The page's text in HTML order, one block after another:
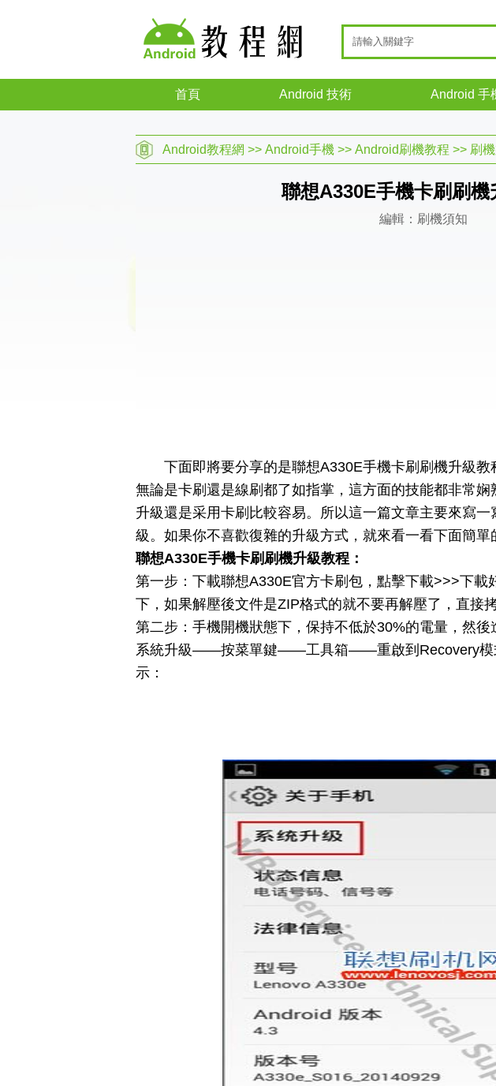
首頁 Android 技術 Android 手
Android教程網 >> Android手機 >> Android刷機教程 >> 刷
聯想A330E手機卡刷刷機
編輯：刷機須知
下面即將要分享的是聯想A330E手機卡刷刷機升級教
無論是卡刷還是線刷都了如指掌，這方面的技能都非常
升級還是采用卡刷比較容易。所以這一篇文章主要來寫
級。如果你不喜歡復雜的升級方式，就來看一看下面簡單
聯想A330E手機卡刷刷機升級教程：
第一步：下載聯想A330E官方卡刷包，點擊下載>>>下載
下，如果解壓後文件是ZIP格式的就不要再解壓了，直接
第二步：手機開機狀態下，保持不低於30%的電量，
系統升級——按菜單鍵——工具箱——重啟到Recovery模
示：